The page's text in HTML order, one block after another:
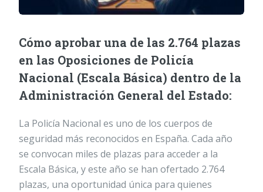
Cómo aprobar una de las 2.764 plazas
en las Oposiciones de Policía
Nacional (Escala Básica) dentro de la
Administración General del Estado:
La Policía Nacional es uno de los cuerpos de
seguridad más reconocidos en España. Cada año
se convocan miles de plazas para acceder a la
Escala Básica, y este año se han ofertado 2.764
plazas, una oportunidad única para quienes